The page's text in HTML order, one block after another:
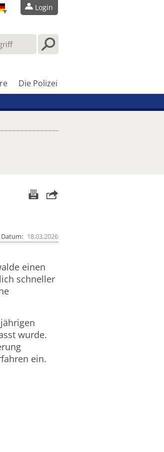
Login
Die Polizei
Datum 18.03.2026
einen
schneller
wurde.
ein.